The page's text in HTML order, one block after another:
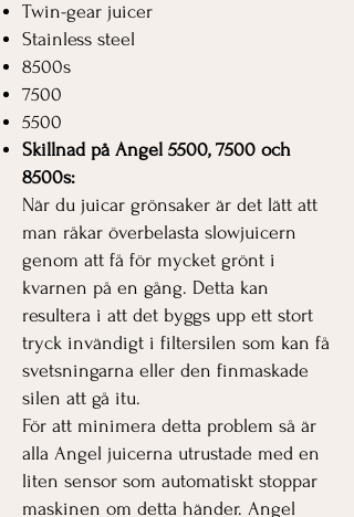
Twin-gear juicer
Stainless steel
8500s
7500
5500
Skillnad på Angel 5500, 7500 och
8500s:
När du juicar grönsaker är det lätt att
man råkar överbelasta slowjuicern
genom att få för mycket grönt i
kvarnen på en gång. Detta kan
resultera i att det byggs upp ett stort
tryck invändigt i filtersilen som kan få
svetsningarna eller den finmaskade
silen att gå itu.
För att minimera detta problem så är
alla Angel juicerna utrustade med en
liten sensor som automatiskt stoppar
maskinen om detta händer. Angel